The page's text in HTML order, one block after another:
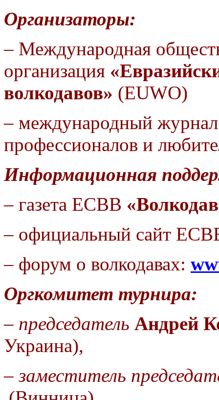
Организаторы:
– Международная
организация
волкодавов» (EUWO)
– международный журнал
профессионалов и
Информационная
– газета ЕСВВ
– официальный сайт
– форум о волкодавах:
Оргкомитет турнира:
– председатель Андрей
Украина),
–заместитель